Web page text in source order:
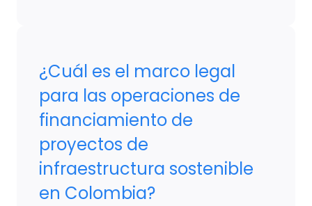
¿Cuál es el marco legal
para las operaciones de
financiamiento de
proyectos de
infraestructura sostenible
en Colombia?